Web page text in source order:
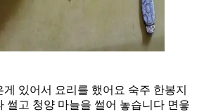
있어서 요리를 했어요 숙주 한봉지
썰고 청양 마늘을 썰어 놓습니다 면읗